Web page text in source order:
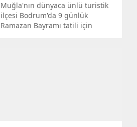
Muğla'nın dünyaca ünlü turistik
ilçesi Bodrum'da 9 günlük
Ramazan Bayramı tatili için